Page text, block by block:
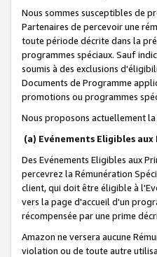
Nous sommes susceptibles de
Partenaires de percevoir une
toute période décrite dans la
programmes spéciaux. Sauf
soumis à des exclusions
Documents de Programme
promotions ou programmes
Nous proposons actuellement
(a) Evénements Eligibles aux
Des Evénements Eligibles aux
percevrez la Rémunération
client, qui doit être éligible à
vers la page d'accueil d'un
récompensée par une prime
Amazon ne versera aucune
violation ou de toute autre